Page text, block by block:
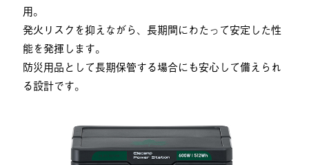
用。
発火リスクを抑えながら、長期間にわたって安定した性
能を発揮します。
防災用品として長期保管する場合にも安心して備えられ
る設計です。